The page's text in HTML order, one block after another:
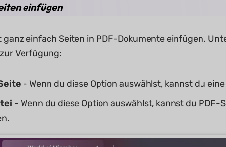
einfügen
ganz einfach Seiten in PDF-Dokumente einfügen.
Verfügung:
- Wenn du diese Option auswählst, kannst du
- Wenn du diese Option auswählst, kannst du